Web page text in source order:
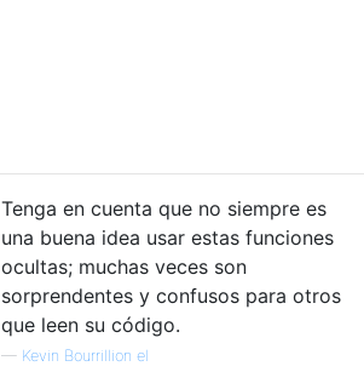
Tenga en cuenta que no siempre es
una buena idea usar estas funciones
ocultas; muchas veces son
sorprendentes y confusos para otros
que leen su código.
— Kevin Bourrillion el